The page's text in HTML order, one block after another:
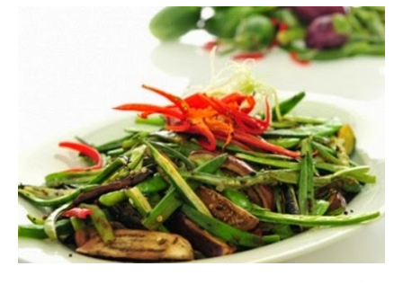
مخبوزات
أطباق أطفال
أطباق بحرية
وصفات حصرية
وصفات فيديو
الجمال والريجيم